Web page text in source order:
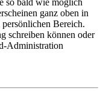
ganz oben in
Bereich.
schreiben können oder
Administration